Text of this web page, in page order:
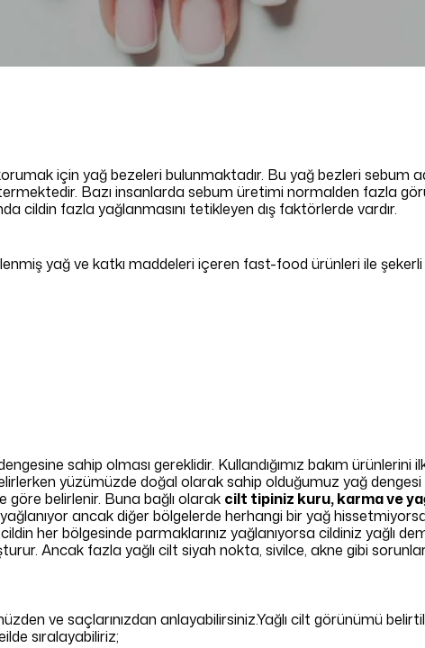
için yağ bezeleri bulunmaktadır. Bu yağ bezleri sebum
Bazı insanlarda sebum üretimi normalden fazla
cildin fazla yağlanmasını tetikleyen dış faktörlerde vardır.
işlenmiş yağ ve katkı maddeleri içeren fast-food ürünleri ile
sahip olması gereklidir. Kullandığımız bakım ürünlerini
yüzümüzde doğal olarak sahip olduğumuz yağ dengesi
göre belirlenir. Buna bağlı olarak cilt tipiniz kuru, karma ve
ancak diğer bölgelerde herhangi bir yağ
her bölgesinde parmaklarınız yağlanıyorsa cildiniz yağlı
Ancak fazla yağlı cilt siyah nokta, sivilce, akne gibi
ve saçlarınızdan anlayabilirsiniz.Yağlı cilt görünümü
sıralayabiliriz;